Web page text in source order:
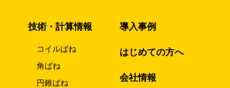
技術・計算情報
コイルばね
角ばね
円錐ばね
導入事例
はじめての方へ
会社情報